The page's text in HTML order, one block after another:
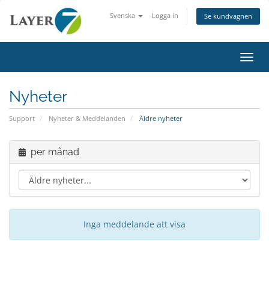
Svenska Logga in Se kundvagnen
Nyheter
Support Nyheter & Meddelanden Äldre nyheter
per månad
Inga meddelande att visa